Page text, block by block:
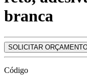
branca
SOLICITAR
Código